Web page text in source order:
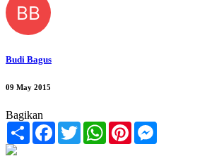
BB
Budi Bagus
09 May 2015
Bagikan
Share FacebookTwitterWhatsApp
Pinterest